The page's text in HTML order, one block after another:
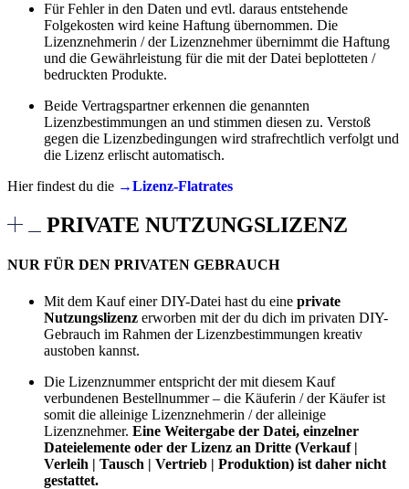
Für Fehler in den Daten und evtl. daraus entstehende
Folgekosten wird keine Haftung übernommen. Die
Lizenznehmerin / der Lizenznehmer übernimmt die Haftung
und die Gewährleistung für die mit der Datei beplotteten /
bedruckten Produkte.
Beide Vertragspartner erkennen die genannten
Lizenzbestimmungen an und stimmen diesen zu. Verstoß
gegen die Lizenzbedingungen wird strafrechtlich verfolgt und
die Lizenz erlischt automatisch.
Hier findest du die →Lizenz-Flatrates
PRIVATE NUTZUNGSLIZENZ
NUR FÜR DEN PRIVATEN GEBRAUCH
Mit dem Kauf einer DIY-Datei hast du eine private
Nutzungslizenz erworben mit der du dich im privaten DIY-
Gebrauch im Rahmen der Lizenzbestimmungen kreativ
austoben kannst.
Die Lizenznummer entspricht der mit diesem Kauf
verbundenen Bestellnummer – die Käuferin / der Käufer ist
somit die alleinige Lizenznehmerin / der alleinige
Lizenznehmer. Eine Weitergabe der Datei, einzelner
Dateielemente oder der Lizenz an Dritte (Verkauf |
Verleih | Tausch | Vertrieb | Produktion) ist daher nicht
gestattet.